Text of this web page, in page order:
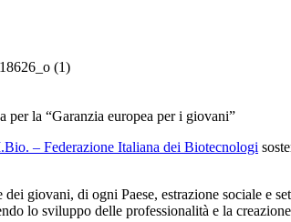
per la “Garanzia europea per i giovani”
– Federazione Italiana dei Biotecnologi
giovani, di ogni Paese, estrazione sociale e
lo sviluppo delle professionalità e la